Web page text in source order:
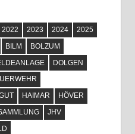
2022 2023 2024
2025
BILM
BOLZUM
DOLGEN
HAIMAR
HÖVER
JHV